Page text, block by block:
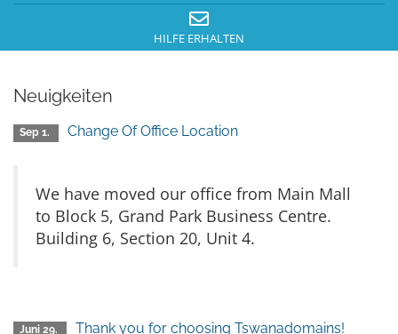
HILFE ERHALTEN
Neuigkeiten
Sep 1. Change Of Office Location
We have moved our office from Main Mall
to Block 5, Grand Park Business Centre.
Building 6, Section 20, Unit 4.
Juni 29. Thank you for choosing Tswanadomains!